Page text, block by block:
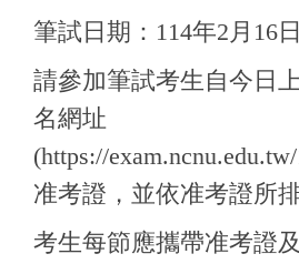
筆試日期：114年2月16
請參加筆試考生自今日
名網址
(https://
准考證，並依准考證所
考生每節應攜帶准考證